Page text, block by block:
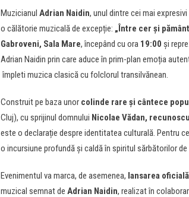
Muzicianul Adrian Naidin, unul dintre cei mai
o călătorie muzicală de excepție: „Între cer și
Gabroveni, Sala Mare, începând cu ora 19:00 și
Adrian Naidin prin care aduce în prim-plan emoția
împleti muzica clasică cu folclorul transilvănean.
Construit pe baza unor colinde rare și cântece
Cluj), cu sprijinul domnului Nicolae Vădan,
este o declarație despre identitatea culturală. Pentru
o incursiune profundă și caldă în spiritul sărbătorilor
Evenimentul va marca, de asemenea, lansarea
muzical semnat de Adrian Naidin, realizat în